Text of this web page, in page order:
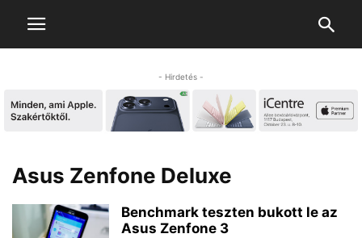
- Hirdetés -
Asus Zenfone Deluxe
Benchmark teszten bukott le az
Asus Zenfone 3